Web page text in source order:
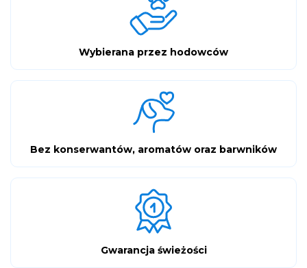
Wybierana przez hodowców
Bez konserwantów, aromatów oraz barwników
Gwarancja świeżości